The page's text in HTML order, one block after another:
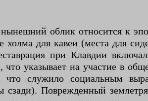
облик относится к
холма для кавеи (места для
при Клавдии
указывает на участие в
служило социальным
сзади). Поврежденный